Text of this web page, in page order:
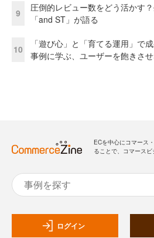
9
圧倒的レビュー数をどう活かす
「and ST」が語る
10
「遊び心」と「育てる運用」で
事例に学ぶ、ユーザーを飽きさ
ECを中心にコマース
ることで、コマースビ
ログイン